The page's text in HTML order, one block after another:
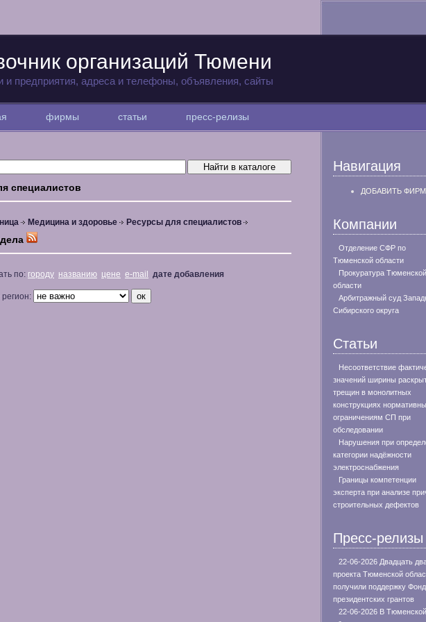
организаций Тюмени
и предприятия, адреса и телефоны, объявления, сайты
фирмы статьи пресс-релизы
специалистов
Медицина и здоровье Ресурсы для специалистов
по: городу названию цене e-mail дате добавления
Навигация
ДОБАВИТЬ
Компании
Отделение СФР по
Тюменской области
Прокуратура Тюменской
области
Арбитражный суд
Сибирского округа
Статьи
Несоответствие
значений ширины
трещин в монолитных
конструкциях
ограничениям СП при
обследовании
Нарушения при
категории надёжности
электроснабжения
Границы компетенции
эксперта при анализе
строительных дефектов
Пресс-релизы
22-06-2026 Двадцать
проекта Тюменской
получили поддержку
президентских грантов
22-06-2026 В Тюменской